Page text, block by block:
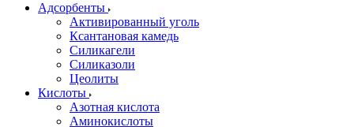
Адсорбенты
Активированный уголь
Ксантановая камедь
Силикагели
Силиказоли
Цеолиты
Кислоты
Азотная кислота
Аминокислоты